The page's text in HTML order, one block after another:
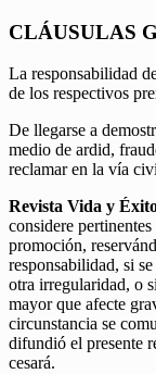
CLÁUSULAS
La responsabilidad
de los respectivos
De llegarse a
medio de ardid,
reclamar en la vía
Revista Vida y
considere
promoción,
responsabilidad, si
otra irregularidad, o
mayor que afecte
circunstancia se
difundió el presente
cesará.